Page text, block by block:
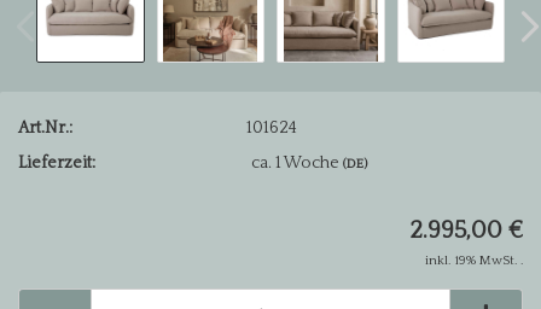
Art.Nr.:
101624
Lieferzeit:
ca. 1 Woche(DE)
2.995,00 €
inkl. 19% MwSt. .